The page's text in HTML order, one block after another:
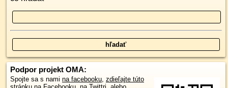
Podpor projekt OMA:
Spojte sa s nami na facebooku, zdieľajte túto